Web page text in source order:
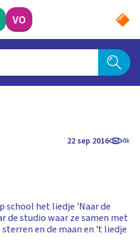
VO
22 sep 2016 8k
school het liedje 'Naar de
de studio waar ze samen met
en de maan en 't liedje